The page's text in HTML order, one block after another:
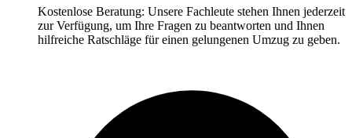
Kostenlose Beratung: Unsere Fachleute stehen Ihnen jederzeit
zur Verfügung, um Ihre Fragen zu beantworten und Ihnen
hilfreiche Ratschläge für einen gelungenen Umzug zu geben.